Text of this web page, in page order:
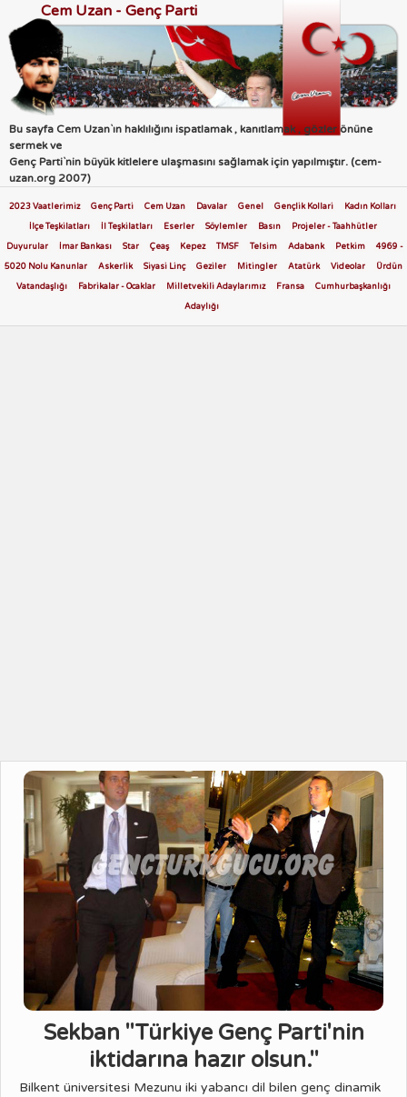
Cem Uzan - Genç Parti
Bu sayfa Cem Uzan`ın haklılığını ispatlamak , kanıtlamak , gözler önüne
sermek ve
Genç Parti`nin büyük kitlelere ulaşmasını sağlamak için yapılmıştır. (cem-
uzan.org 2007)
2023 Vaatlerimiz Genç Parti Cem Uzan Davalar Genel Gençlik Kollari
Kadın Kolları
İlçe Teşkilatları
İl Teşkilatları Eserler Söylemler Basın
Projeler - Taahhütler
Duyurular
İmar Bankası Star Çeaş Kepez TMSF Telsim Adabank Petkim
4969 -
5020 Nolu Kanunlar
Askerlik Siyasi Linç Geziler Mitingler Atatürk Videolar
Ürdün
Vatandaşlığı
Fabrikalar - Ocaklar Milletvekili Adaylarımız Fransa
Cumhurbaşkanlığı
Adaylığı
Sekban ''Türkiye Genç Parti'nin
iktidarına hazır olsun.''
Bilkent üniversitesi Mezunu iki yabancı dil bilen genç dinamik